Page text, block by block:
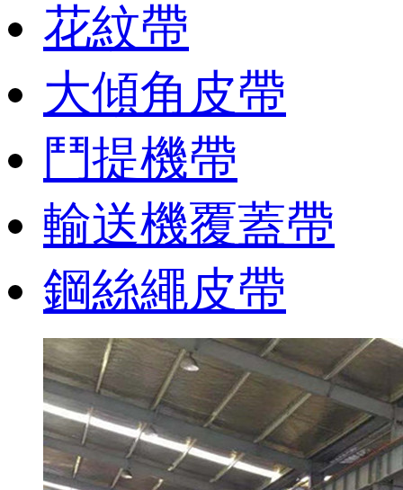
花紋帶
大傾角皮帶
鬥提機帶
輸送機覆蓋帶
鋼絲繩皮帶